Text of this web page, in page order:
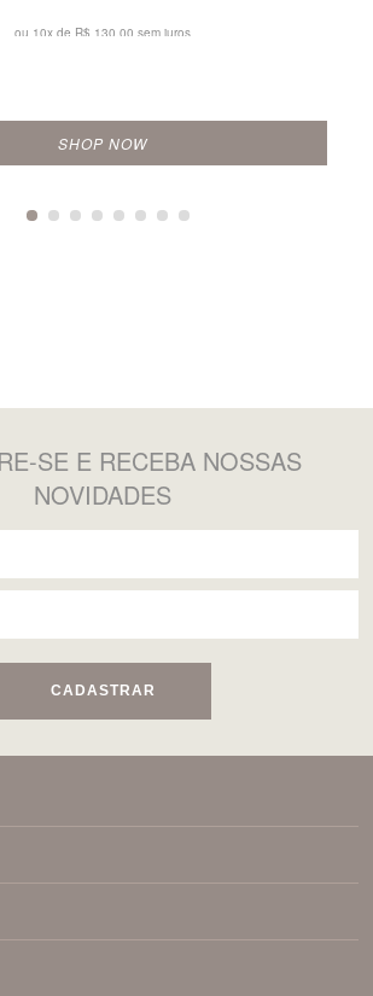
ou 10x de R$ 130,00 sem juros
SHOP NOW
SE E RECEBA NOSSAS
NOVIDADES
CADASTRAR